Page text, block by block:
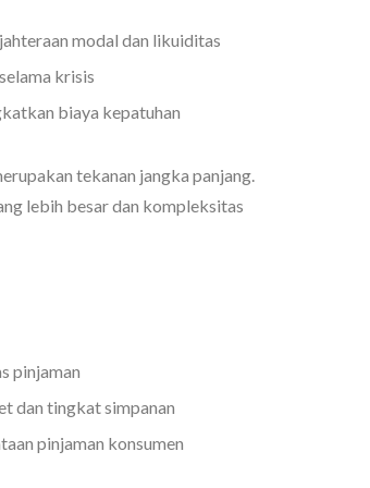
modal dan likuiditas
krisis
biaya kepatuhan
tekanan jangka panjang.
lebih besar dan kompleksitas
pinjaman
dan tingkat simpanan
pinjaman konsumen